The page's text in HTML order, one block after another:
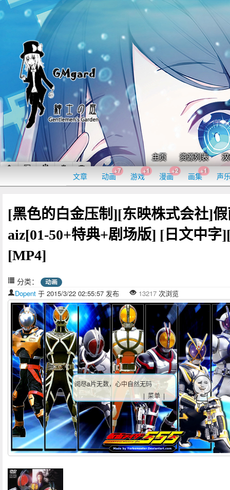
主页 资源列表
文章 动画
+7
游戏
+1
漫画
+2
画集
+1
声
[黑色的白金压制][东映株式会社]
aiz[01-50+特典+剧场版] [日文中字
[MP4]
分类： 动画
Dopent 于 2015/3/22 02:55:57 发布 13217 次浏览
阅尽a片无数，心中自然无码
| 菜单 |